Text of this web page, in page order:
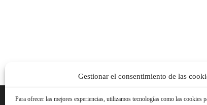
Gestionar el consentimiento de las
Para ofrecer las mejores experiencias, utilizamos tecnologías como las cookies